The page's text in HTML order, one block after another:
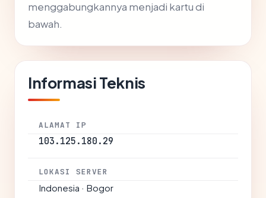
menggabungkannya menjadi kartu di
bawah.
Informasi Teknis
ALAMAT IP
103.125.180.29
LOKASI SERVER
Indonesia · Bogor